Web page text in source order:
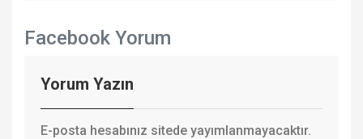
Facebook Yorum
Yorum Yazın
E-posta hesabınız sitede yayımlanmayacaktır.